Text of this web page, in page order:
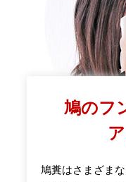
鳩のフ
鳩糞はさまざま